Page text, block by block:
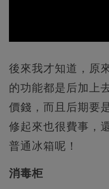
後來我才知道，原
的功能都是后加上
價錢，而且后期要
修起來也很費事，
普通冰箱呢！
消毒柜